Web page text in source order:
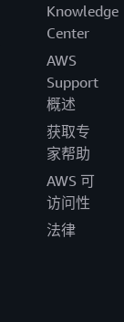
Knowledge
Center
AWS
Support
概述
获取专
家帮助
AWS 可
访问性
法律